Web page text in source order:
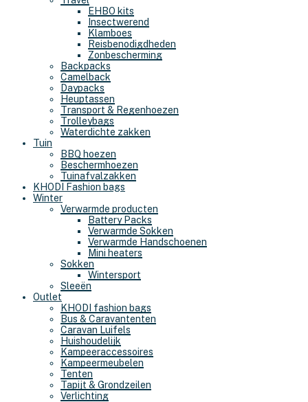
EHBO kits
Insectwerend
Klamboes
Reisbenodigdheden
Zonbescherming
Backpacks
Camelback
Daypacks
Heuptassen
Transport & Regenhoezen
Trolleybags
Waterdichte zakken
Tuin
BBQ hoezen
Beschermhoezen
Tuinafvalzakken
KHODI Fashion bags
Winter
Verwarmde producten
Battery Packs
Verwarmde Sokken
Verwarmde Handschoenen
Mini heaters
Sokken
Wintersport
Sleeën
Outlet
KHODI fashion bags
Bus & Caravantenten
Caravan Luifels
Huishoudelijk
Kampeeraccessoires
Kampeermeubelen
Tenten
Tapijt & Grondzeilen
Verlichting